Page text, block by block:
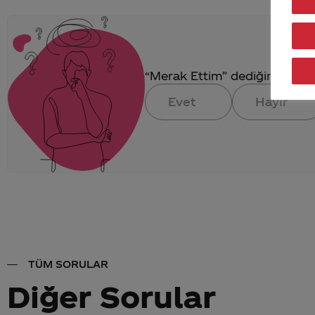
“Merak Ettim” dediğin
Evet
Hayır
TÜM SORULAR
Diğer Sorular